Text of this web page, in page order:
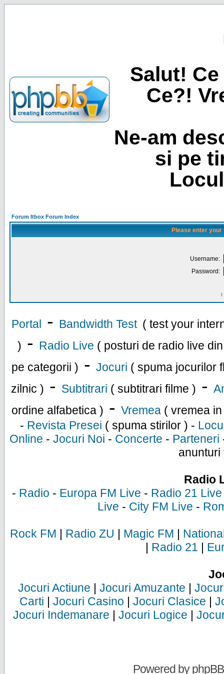
Salut!
Ce?!
Ne-am
si pe
Forum Itbox Forum Index
Please enter
Username:
Password:
I
Portal - Bandwidth Test ( test your
) - Radio Live ( posturi de radio live
pe categorii ) - Jocuri ( spuma jocurilor
zilnic ) - Subtitrari ( subtitrari filme ) -
ordine alfabetica ) - Vremea ( vremea
- Revista Presei ( spuma stirilor ) -
Online - Jocuri Noi - Concerte - Parteneri
anunturi
Radio
- Radio - Europa FM Live - Radio 21 Live
Live - City FM Live -
Rock FM | Radio ZU | Magic FM |
| Radio 21 |
Jocuri Actiune | Jocuri Amuzante |
Carti | Jocuri Casino | Jocuri Clasice |
Jocuri Indemanare | Jocuri Logice |
Powered byphpBB